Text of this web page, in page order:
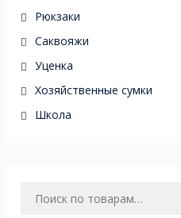
Рюкзаки
Саквояжи
Уценка
Хозяйственные сумки
Школа